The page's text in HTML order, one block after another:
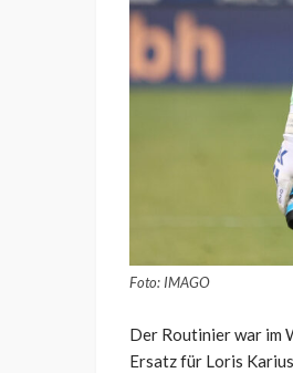
Foto: IMAGO
Der Routinier war im
Ersatz für Loris